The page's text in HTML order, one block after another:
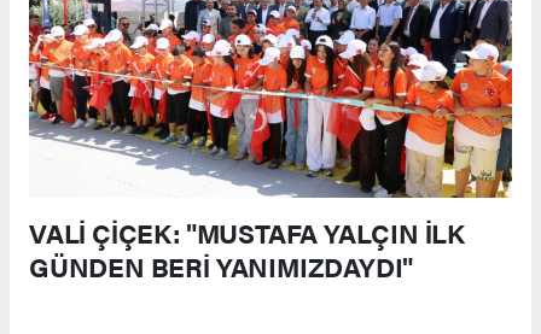
VALİ ÇİÇEK: "MUSTAFA YALÇIN İLK
GÜNDEN BERİ YANIMIZDAYDI"